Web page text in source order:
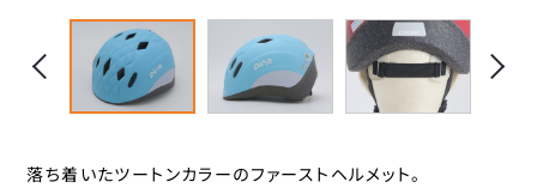
ハンドルパーツ
スポーツ小物
ゴリン
サギサカオリジナル
ジェントス
ジョイパレット
落ち着いたツートンカラーのファーストヘルメット。